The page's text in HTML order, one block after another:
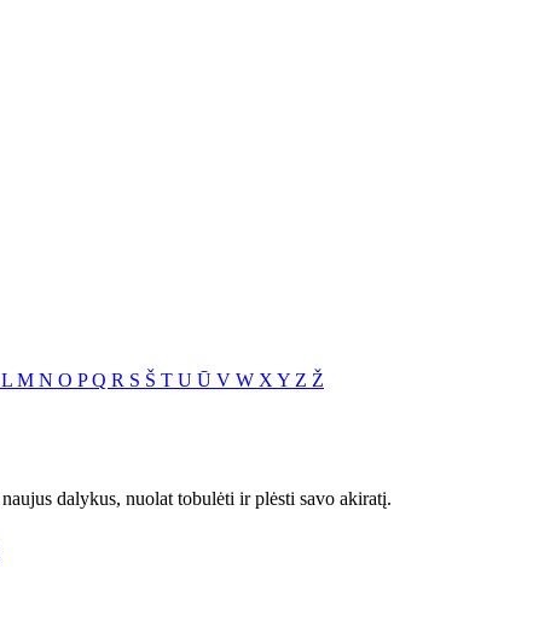
L M N O PQ R S Š T U Ū V W X Y Z Ž
naujus dalykus, nuolat tobulėti ir plėsti savo akiratį.